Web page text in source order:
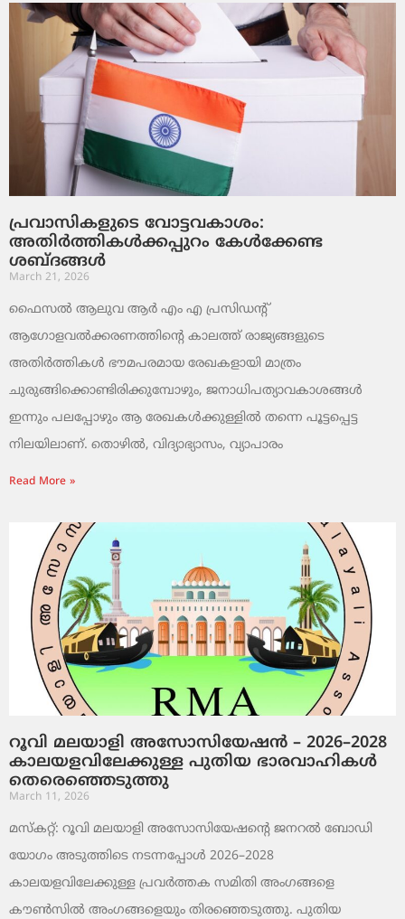
പ്രവാസികളുടെ വോട്ടവകാശം:
അതിർത്തികൾക്കപ്പുറം കേൾക്കേണ്ട
ശബ്ദങ്ങൾ
March 21, 2026
ഫൈസൽ ആലുവ ആർ എം എ പ്രസിഡന്റ്
ആഗോളവൽക്കരണത്തിന്റെ കാലത്ത് രാജ്യങ്ങളുടെ
അതിർത്തികൾ ഭൗമപരമായ രേഖകളായി മാത്രം
ചുരുങ്ങിക്കൊണ്ടിരിക്കുമ്പോഴും, ജനാധിപത്യാവകാശങ്ങൾ
ഇന്നും പലപ്പോഴും ആ രേഖകൾക്കുള്ളിൽ തന്നെ പൂട്ടപ്പെട്ട
നിലയിലാണ്. തൊഴിൽ, വിദ്യാഭ്യാസം, വ്യാപാരം
Read More »
റൂവി മലയാളി അസോസിയേഷൻ – 2026–2028
കാലയളവിലേക്കുള്ള പുതിയ ഭാരവാഹികൾ
തെരെഞ്ഞെടുത്തു
March 11, 2026
മസ്കറ്റ്: റൂവി മലയാളി അസോസിയേഷന്റെ ജനറൽ ബോഡി
യോഗം അടുത്തിടെ നടന്നപ്പോൾ 2026–2028
കാലയളവിലേക്കുള്ള പ്രവർത്തക സമിതി അംഗങ്ങളെ
കൗൺസിൽ അംഗങ്ങളെയും തിരഞ്ഞെടുത്തു. പുതിയ